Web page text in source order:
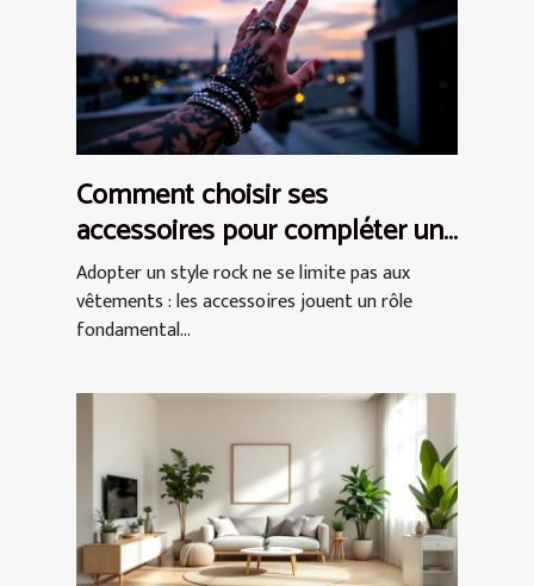
Comment choisir ses
accessoires pour compléter un
style rock ?
Adopter un style rock ne se limite pas aux
vêtements : les accessoires jouent un rôle
fondamental...